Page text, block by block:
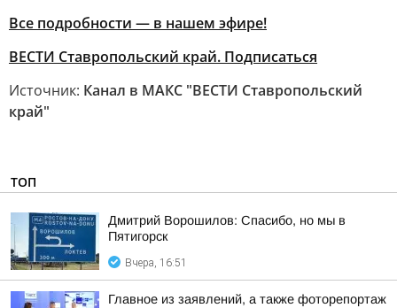
Все подробности — в нашем эфире!
ВЕСТИ Ставропольский край. Подписаться
Источник: Канал в МАКС "ВЕСТИ Ставропольский
край"
ТОП
Дмитрий Ворошилов: Спасибо, но мы в
Пятигорск
Вчера, 16:51
Главное из заявлений, а также фоторепортаж